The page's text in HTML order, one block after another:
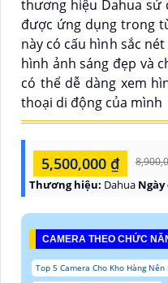
thương hiệu Dahua sử
được ứng dụng trong
này có cấu hình sắc
hình ảnh sáng đẹp và
có thể dễ dàng xem
thoại di động của mình
5,500,000 ₫
Thương hiệu: Dahua Ngày
CAMERA THEO CHỨC
Top 5 Camera Cho Kho Hàng Nên